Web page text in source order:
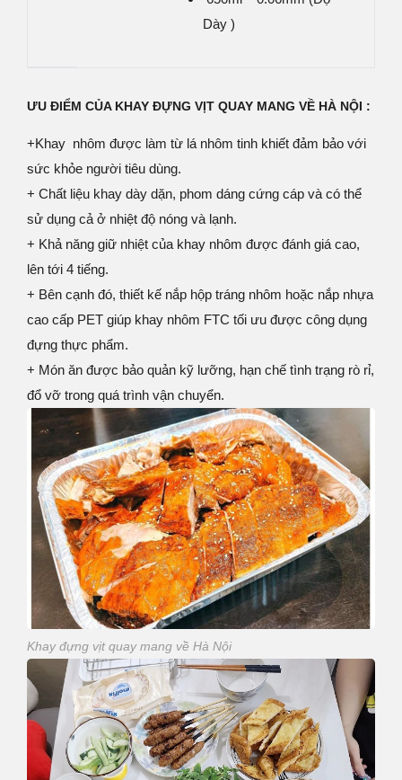
Dày )
ƯU ĐIỂM CỦA KHAY ĐỰNG VỊT QUAY MANG VỀ HÀ NỘI :
+Khay nhôm được làm từ lá nhôm tinh khiết đảm bảo với
sức khỏe người tiêu dùng.
+ Chất liệu khay dày dặn, phom dáng cứng cáp và có thể
sử dụng cả ở nhiệt độ nóng và lạnh.
+ Khả năng giữ nhiệt của khay nhôm được đánh giá cao,
lên tới 4 tiếng.
+ Bên cạnh đó, thiết kế nắp hộp tráng nhôm hoặc nắp nhựa
cao cấp PET giúp khay nhôm FTC tối ưu được công dụng
đựng thực phẩm.
+ Món ăn được bảo quản kỹ lưỡng, hạn chế tình trạng rò rỉ,
đổ vỡ trong quá trình vận chuyển.
Khay đựng vịt quay mang về Hà Nội